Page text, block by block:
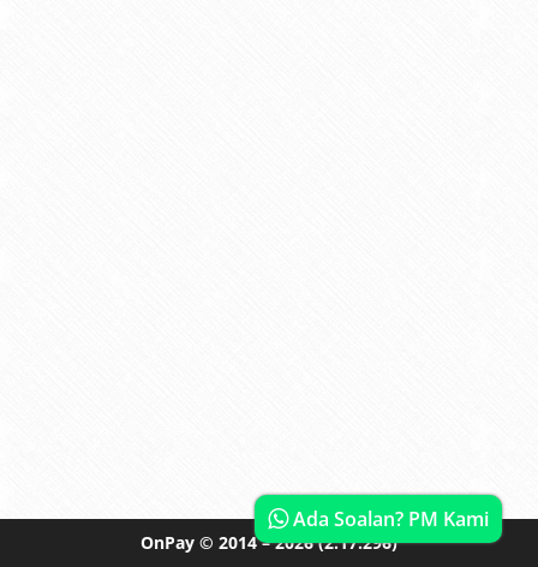
OnPay © 2014 – 2026(2.17.296)
Ada Soalan? PM Kami